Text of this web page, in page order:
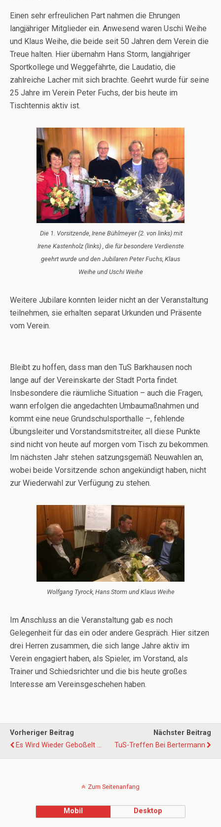
Einen sehr erfreulichen Part nahmen die Ehrungen
langjähriger Mitglieder ein. Anwesend waren Uschi Weihe
und Klaus Weihe, die beide seit 50 Jahren dem Verein die
Treue halten. Hier übernahm Hans Storm, langjähriger
Sportkollege und Weggefährte, die Laudatio, die
zahlreiche Lacher mit sich brachte. Geehrt wurde für seine
25 Jahre im Verein Peter Fuchs, der bis heute im
Tischtennis aktiv ist.
Die 1. Vorsitzende, Irene Bühlmeyer (2. von links) mit
Irene Kastenholz (links) , die für besondere Verdienste
geehrt wurde und den Jubilaren Peter Fuchs, Klaus
Weihe und Uschi Weihe
Weitere Jubilare konnten leider nicht an der Veranstaltung
teilnehmen, sie erhalten separat Urkunden und Präsente
vom Verein.
Bleibt zu hoffen, dass man den TuS Barkhausen noch
lange auf der Vereinskarte der Stadt Porta findet.
Insbesondere die räumliche Situation – auch die Fragen,
wann erfolgen die angedachten Umbaumaßnahmen und
kommt eine neue Grundschulsporthalle –, fehlende
Übungsleiter und Vorstandsmitstreiter, all diese Punkte
sind nicht von heute auf morgen vom Tisch zu bekommen.
Im nächsten Jahr stehen satzungsgemäß Neuwahlen an,
wobei beide Vorsitzende schon angekündigt haben, nicht
zur Wiederwahl zur Verfügung zu stehen.
Wolfgang Tyrock, Hans Storm und Klaus Weihe
Im Anschluss an die Veranstaltung gab es noch
Gelegenheit für das ein oder andere Gespräch. Hier sitzen
drei Herren zusammen, die sich lange Jahre aktiv im
Verein engagiert haben, als Spieler, im Vorstand, als
Trainer und Schiedsrichter und die bis heute großes
Interesse am Vereinsgeschehen haben.
Vorheriger Beitrag
Es Wird Wieder Geboßelt ...
Nächster Beitrag
TuS-Treffen Bei Bertermann
Zum Seitenanfang
Mobil Desktop